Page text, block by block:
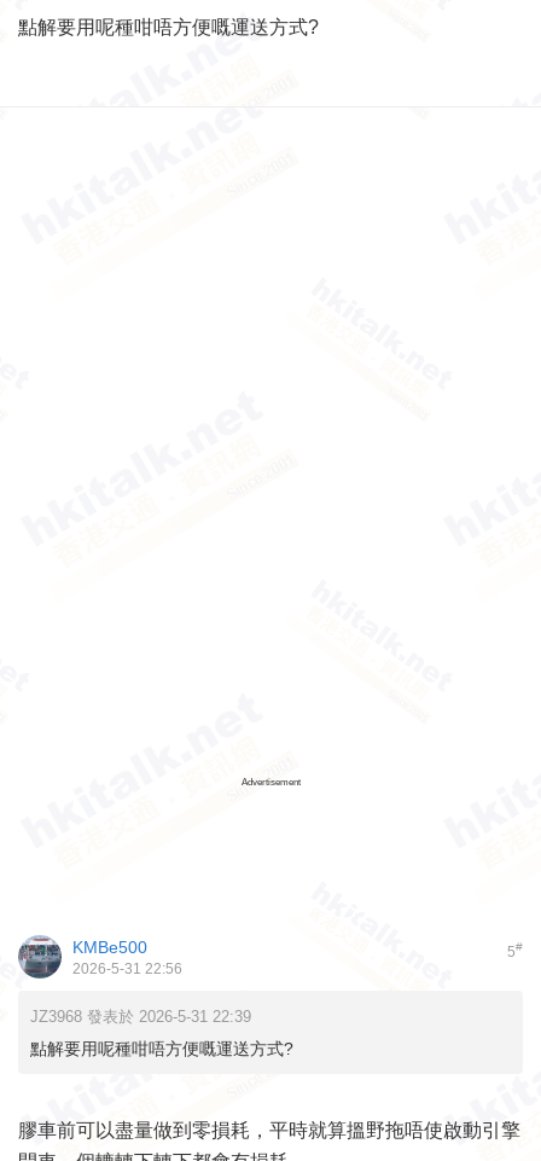
點解要用呢種咁唔方便嘅運送方式?
Advertisement
5#
KMBe500
2026-5-31 22:56
JZ3968 發表於 2026-5-31 22:39
點解要用呢種咁唔方便嘅運送方式?
膠車前可以盡量做到零損耗，平時就算搵野拖唔使啟動引擎